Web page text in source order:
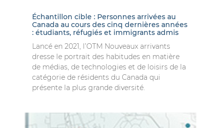
Échantillon cible : Personnes arrivées au
Canada au cours des cinq dernières années
: étudiants, réfugiés et immigrants admis
Lancé en 2021, l’OTM Nouveaux arrivants
dresse le portrait des habitudes en matière
de médias, de technologies et de loisirs de la
catégorie de résidents du Canada qui
présente la plus grande diversité.